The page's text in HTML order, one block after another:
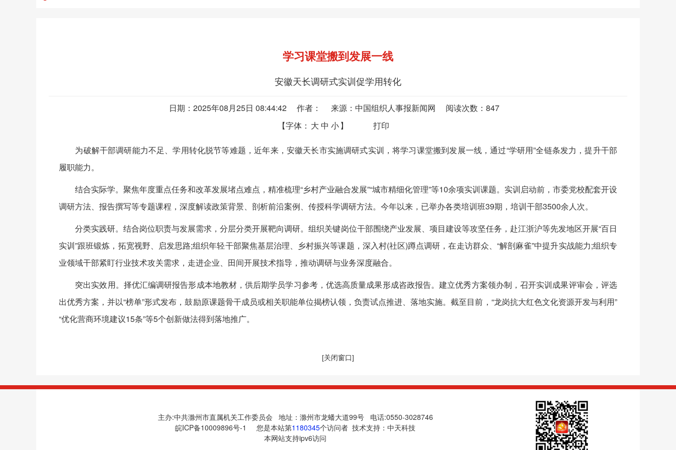
学习课堂搬到发展一线
安徽天长调研式实训促学用转化
日期：2025年08月25日 08:44:42 作者： 来源：中国组织人事报新闻网 阅读次数： 847
【字体： 大 中 小】 打印
为破解干部调研能力不足、学用转化脱节等难题，近年来，安徽天长市实施调研式实训，将学习课堂搬到发展一线，通过“学研用”全链条发力，提升干部
履职能力。
结合实际学。聚焦年度重点任务和改革发展堵点难点，精准梳理“乡村产业融合发展”“城市精细化管理”等10余项实训课题。实训启动前，市委党校配套开设
调研方法、报告撰写等专题课程，深度解读政策背景、剖析前沿案例、传授科学调研方法。今年以来，已举办各类培训班39期，培训干部3500余人次。
分类实践研。结合岗位职责与发展需求，分层分类开展靶向调研。组织关键岗位干部围绕产业发展、项目建设等攻坚任务，赴江浙沪等先发地区开展“百日
实训”跟班锻炼，拓宽视野、启发思路;组织年轻干部聚焦基层治理、乡村振兴等课题，深入村(社区)蹲点调研，在走访群众、“解剖麻雀”中提升实战能力;组织专
业领域干部紧盯行业技术攻关需求，走进企业、田间开展技术指导，推动调研与业务深度融合。
突出实效用。择优汇编调研报告形成本地教材，供后期学员学习参考，优选高质量成果形成咨政报告。建立优秀方案领办制，召开实训成果评审会，评选
出优秀方案，并以“榜单”形式发布，鼓励原课题骨干成员或相关职能单位揭榜认领，负责试点推进、落地实施。截至目前，“龙岗抗大红色文化资源开发与利用”
“优化营商环境建议15条”等5个创新做法得到落地推广。
[关闭窗口]
主办:中共滁州市直属机关工作委员会 地址：滁州市龙蟠大道99号 电话:0550-3028746
皖ICP备10009896号-1
您是本站第1180345个访问者 技术支持： 中天科技
本网站支持ipv6访问